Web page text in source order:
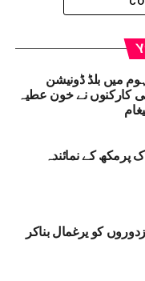
SBI
STATE BANK OF
بین الاقوامی
تھا وہ سماج کو لو
میں بلڈ ڈونیشن
کارکنوں نے خون عطیہ
پرمکھ کے نمائندہ
کو یرغمال بناکر